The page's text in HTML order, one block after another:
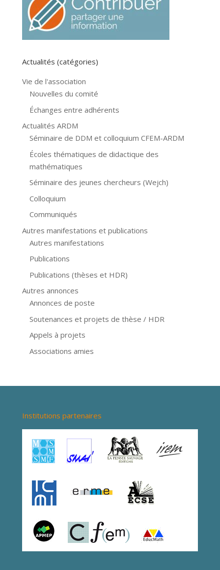
Actualités (catégories)
Vie de l'association
Nouvelles du comité
Échanges entre adhérents
Actualités ARDM
Séminaire de DDM et colloquium CFEM-ARDM
Écoles thématiques de didactique des
mathématiques
Séminaire des jeunes chercheurs (Wejch)
Colloquium
Communiqués
Autres manifestations et publications
Autres manifestations
Publications
Publications (thèses et HDR)
Autres annonces
Annonces de poste
Soutenances et projets de thèse / HDR
Appels à projets
Associations amies
Institutions partenaires